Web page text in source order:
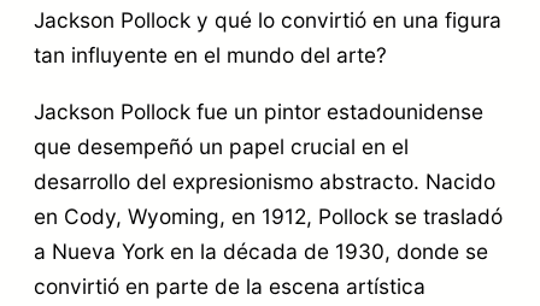
€
N
P
O
L
L
O
C
Jackson Pollock y qué lo convirtió en una figura
tan influyente en el mundo del arte?
Jackson Pollock fue un pintor estadounidense
que desempeñó un papel crucial en el
desarrollo del expresionismo abstracto. Nacido
en Cody, Wyoming, en 1912, Pollock se trasladó
a Nueva York en la década de 1930, donde se
convirtió en parte de la escena artística